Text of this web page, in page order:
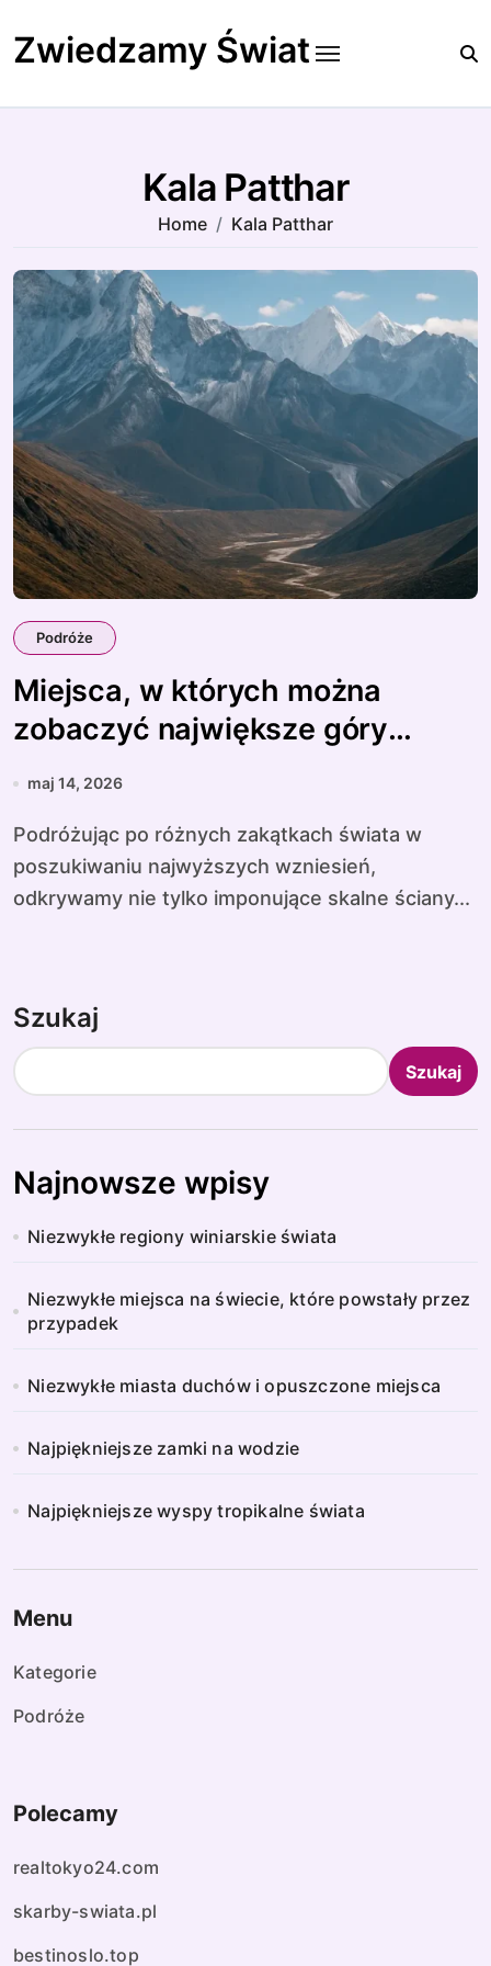
to
content
Zwiedzamy Świat
Kala Patthar
Home Kala Patthar
Podróże
Miejsca, w których można
zobaczyć największe góry
świata
maj 14, 2026
Podróżując po różnych zakątkach świata w
poszukiwaniu najwyższych wzniesień,
odkrywamy nie tylko imponujące skalne ściany...
Szukaj
Szukaj
Najnowsze wpisy
Niezwykłe regiony winiarskie świata
Niezwykłe miejsca na świecie, które powstały przez
przypadek
Niezwykłe miasta duchów i opuszczone miejsca
Najpiękniejsze zamki na wodzie
Najpiękniejsze wyspy tropikalne świata
Menu
Kategorie
Podróże
Polecamy
realtokyo24.com
skarby-swiata.pl
bestinoslo.top